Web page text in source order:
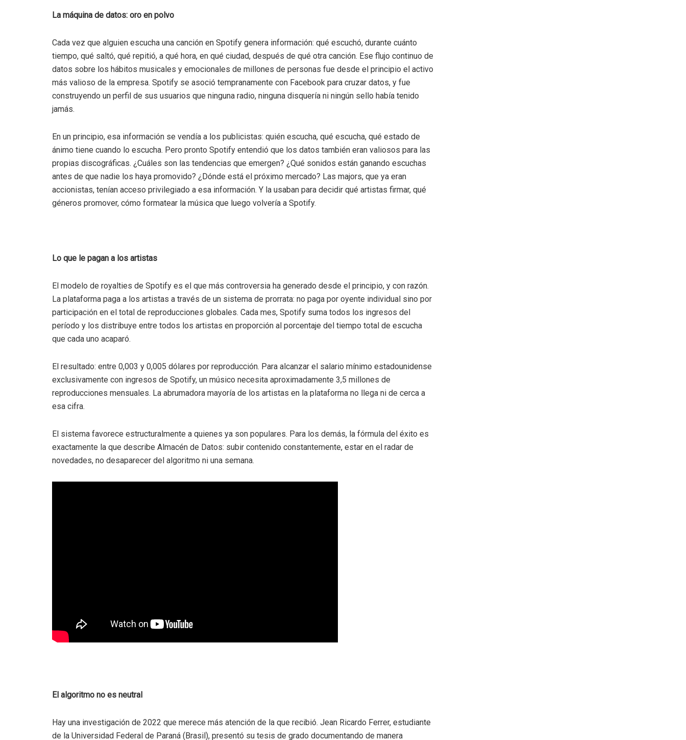
La máquina de datos: oro en polvo
Cada vez que alguien escucha una canción en Spotify genera información: qué escuchó, durante cuánto
tiempo, qué saltó, qué repitió, a qué hora, en qué ciudad, después de qué otra canción. Ese flujo continuo de
datos sobre los hábitos musicales y emocionales de millones de personas fue desde el principio el activo
más valioso de la empresa. Spotify se asoció tempranamente con Facebook para cruzar datos, y fue
construyendo un perfil de sus usuarios que ninguna radio, ninguna disquería ni ningún sello había tenido
jamás.
En un principio, esa información se vendía a los publicistas: quién escucha, qué escucha, qué estado de
ánimo tiene cuando lo escucha. Pero pronto Spotify entendió que los datos también eran valiosos para las
propias discográficas. ¿Cuáles son las tendencias que emergen? ¿Qué sonidos están ganando escuchas
antes de que nadie los haya promovido? ¿Dónde está el próximo mercado? Las majors, que ya eran
accionistas, tenían acceso privilegiado a esa información. Y la usaban para decidir qué artistas firmar, qué
géneros promover, cómo formatear la música que luego volvería a Spotify.
Lo que le pagan a los artistas
El modelo de royalties de Spotify es el que más controversia ha generado desde el principio, y con razón.
La plataforma paga a los artistas a través de un sistema de prorrata: no paga por oyente individual sino por
participación en el total de reproducciones globales. Cada mes, Spotify suma todos los ingresos del
período y los distribuye entre todos los artistas en proporción al porcentaje del tiempo total de escucha
que cada uno acaparó.
El resultado: entre 0,003 y 0,005 dólares por reproducción. Para alcanzar el salario mínimo estadounidense
exclusivamente con ingresos de Spotify, un músico necesita aproximadamente 3,5 millones de
reproducciones mensuales. La abrumadora mayoría de los artistas en la plataforma no llega ni de cerca a
esa cifra.
El sistema favorece estructuralmente a quienes ya son populares. Para los demás, la fórmula del éxito es
exactamente la que describe Almacén de Datos: subir contenido constantemente, estar en el radar de
novedades, no desaparecer del algoritmo ni una semana.
El algoritmo no es neutral
Hay una investigación de 2022 que merece más atención de la que recibió. Jean Ricardo Ferrer, estudiante
de la Universidad Federal de Paraná (Brasil), presentó su tesis de grado documentando de manera